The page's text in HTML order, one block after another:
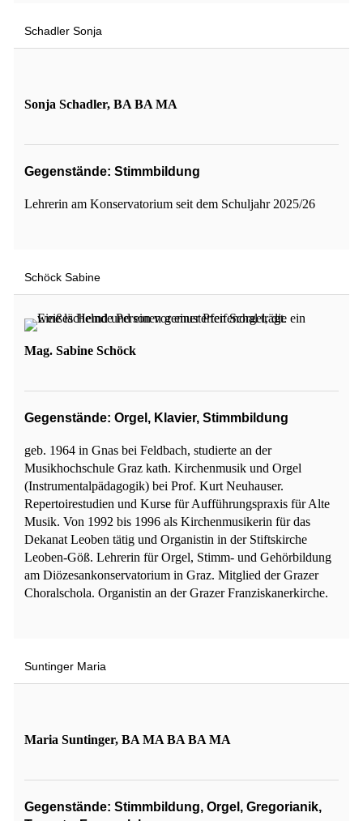
Schadler Sonja
Sonja Schadler, BA BA MA
Gegenstände: Stimmbildung
Lehrerin am Konservatorium seit dem Schuljahr 2025/26
Schöck Sabine
Mag. Sabine Schöck
Gegenstände: Orgel, Klavier, Stimmbildung
geb. 1964 in Gnas bei Feldbach, studierte an der
Musikhochschule Graz kath. Kirchenmusik und Orgel
(Instrumentalpädagogik) bei Prof. Kurt Neuhauser.
Repertoirestudien und Kurse für Aufführungspraxis für Alte
Musik. Von 1992 bis 1996 als Kirchenmusikerin für das
Dekanat Leoben tätig und Organistin in der Stiftskirche
Leoben-Göß. Lehrerin für Orgel, Stimm- und Gehörbildung
am Diözesankonservatorium in Graz. Mitglied der Grazer
Choralschola. Organistin an der Grazer Franziskanerkirche.
Suntinger Maria
Maria Suntinger, BA MA BA BA MA
Gegenstände: Stimmbildung, Orgel, Gregorianik,